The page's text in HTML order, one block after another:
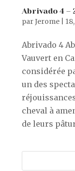
Abrivado 4 –
parJerome|
Abrivado 4
Vauvert en
considérée
un des
cheval à
de leurs